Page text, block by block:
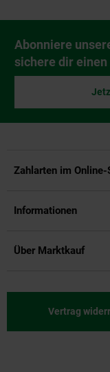
Newsletter
Abonniere
sichere dir
Zahlarten im Online-
Informationen
Über Marktkauf
Vertrag